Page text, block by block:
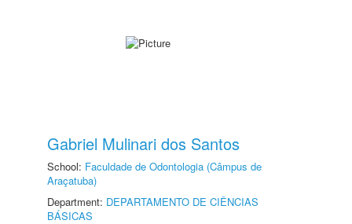
Gabriel Mulinari dos Santos
School: Faculdade de Odontologia (Câmpus de
Araçatuba)
Department: DEPARTAMENTO DE CIÊNCIAS
BÁSICAS